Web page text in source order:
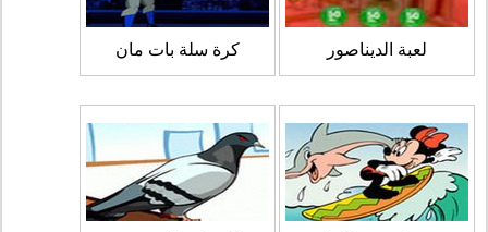
لعبة الديناصور كرة سلة بات مان